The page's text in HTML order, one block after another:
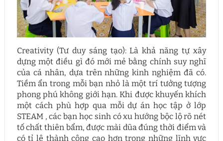
Creativity (Tư duy sáng tạo): Là khả năng tự xây
dựng một điều gì đó mới mẻ bằng chính suy nghĩ
của cá nhân, dựa trên những kinh nghiệm đã có.
Tiềm ẩn trong mỗi bạn nhỏ là một trí tưởng tượng
phong phú không giới hạn. Khi được khuyến khích
một cách phù hợp qua mỗi dự án học tập ở lớp
STEAM , các bạn học sinh có xu hướng bộc lộ rõ nét
tố chất thiên bẩm, được mài dũa đúng thời điểm và
có tỉ lệ thành công cao hơn trong những lĩnh vực